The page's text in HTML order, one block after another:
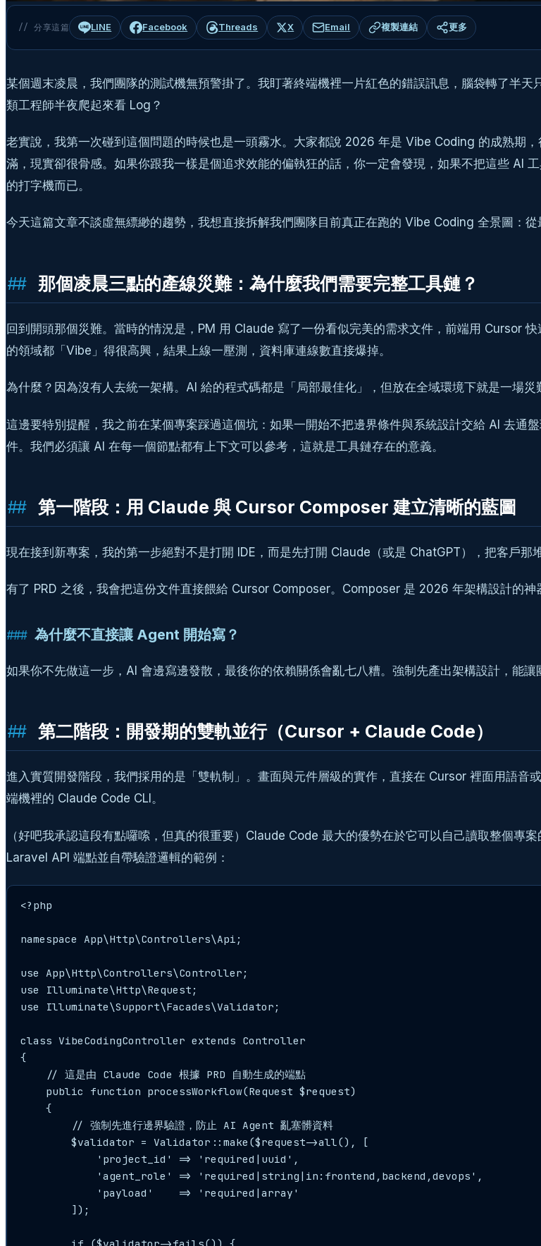
// 分享這篇 LINE Facebook Threads X Email 複製連結 更多
某個週末凌晨，我們團隊的測試機無預警掛了。我盯著終端機裡一片紅色的錯誤訊息，腦袋轉了半
類工程師半夜爬起來看 Log？
老實說，我第一次碰到這個問題的時候也是一頭霧水。大家都說 2026 年是 Vibe Coding 的成熟期
滿，現實卻很骨感。如果你跟我一樣是個追求效能的偏執狂的話，你一定會發現，如果不把這些 AI
的打字機而已。
今天這篇文章不談虛無縹緲的趨勢，我想直接拆解我們團隊目前真正在跑的 Vibe Coding 全景圖：
那個凌晨三點的產線災難：為什麼我們需要完整工具鏈？
回到開頭那個災難。當時的情況是，PM 用 Claude 寫了一份看似完美的需求文件，前端用 Cursor
的領域都「Vibe」得很高興，結果上線一壓測，資料庫連線數直接爆掉。
為什麼？因為沒有人去統一架構。AI 給的程式碼都是「局部最佳化」，但放在全域環境下就是一場災
這邊要特別提醒，我之前在某個專案踩過這個坑：如果一開始不把邊界條件與系統設計交給 AI 去
件。我們必須讓 AI 在每一個節點都有上下文可以參考，這就是工具鏈存在的意義。
第一階段：用 Claude 與 Cursor Composer 建立清晰的藍圖
現在接到新專案，我的第一步絕對不是打開 IDE，而是先打開 Claude（或是 ChatGPT），把客戶那
有了 PRD 之後，我會把這份文件直接餵給 Cursor Composer。Composer 是 2026 年架構設計的
為什麼不直接讓 Agent 開始寫？
如果你不先做這一步，AI 會邊寫邊發散，最後你的依賴關係會亂七八糟。強制先產出架構設計，能
第二階段：開發期的雙軌並行（Cursor + Claude Code）
進入實質開發階段，我們採用的是「雙軌制」。畫面與元件層級的實作，直接在 Cursor 裡面用語音
端機裡的 Claude Code CLI。
（好吧我承認這段有點囉嗦，但真的很重要）Claude Code 最大的優勢在於它可以自己讀取整個
Laravel API 端點並自帶驗證邏輯的範例：
<?php
namespace App\Http\Controllers\Api;
use App\Http\Controllers\Controller;
use Illuminate\Http\Request;
use Illuminate\Support\Facades\Validator;
class VibeCodingController extends Controller
{
    // 這是由 Claude Code 根據 PRD 自動生成的端點
    public function processWorkflow(Request $request)
    {
        // 強制先進行邊界驗證，防止 AI Agent 亂塞髒資料
        $validator = Validator::make($request->all(), [
            'project_id' => 'required|uuid',
            'agent_role' => 'required|string|in:frontend,backend,devops',
            'payload'    => 'required|array'
        ]);